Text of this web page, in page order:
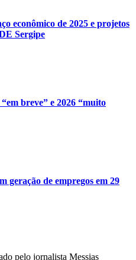
econômico de 2025 e projetos
Sergipe
breve” e 2026 “muito
geração de empregos em 29
pelo jornalista Messias